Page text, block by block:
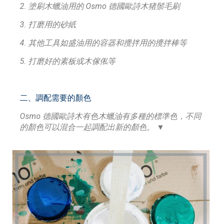
2. 塗刷木蠟油用的 Osmo 德國歐詩木猪鬃毛刷
3. 打磨用的砂紙
4. 其他工具如盛油用的容器和攪拌用的攪拌棒等
5. 打磨好的素板或木傢俬等
二、調配需要的顏色
Osmo 德國歐詩木有色木蠟油有多種的標準色，不同
的顏色可以混合一起調配出新的顏色。 ▼